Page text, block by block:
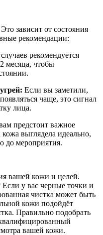
зависит от состояния
рекомендации:
рекомендуется
месяца, чтобы
Если вы заметили,
чаще, это сигнал
лица.
предстоит важное
выглядела идеально,
до мероприятия.
вашей кожи и целей.
Если у вас черные точки и
чистка может быть
кожи подойдёт
Правильно подобрать
вашей кожи.